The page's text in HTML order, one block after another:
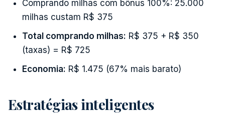
Comprando milhas com bônus 100%: 25.000
milhas custam R$ 375
Total comprando milhas: R$ 375 + R$ 350
(taxas) = R$ 725
Economia: R$ 1.475 (67% mais barato)
Estratégias inteligentes